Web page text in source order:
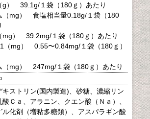
g） 39.1g/１袋（180ｇ）あたり
（mg） 食塩相当量0.18g/１袋（180
mg） 39.2mg/１袋（180ｇ）あたり
（mg） 0.55〜0.84mg/１袋（180ｇ）
（mg） 247mg/１袋（180ｇ）あたり
キストリン(国内製造)、砂糖、濃縮リン
酸Ｃａ、アラニン、クエン酸（Ｎａ）、
ル化剤（増粘多糖類）、アスパラギン酸